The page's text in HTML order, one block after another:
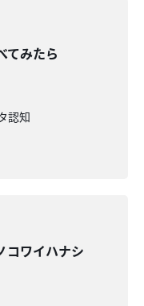
てみたら
認知
コワイハナシ